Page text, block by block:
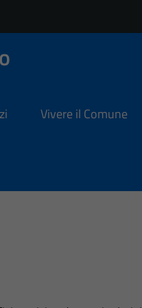
Vivere il Comune